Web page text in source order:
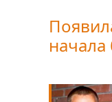
начала